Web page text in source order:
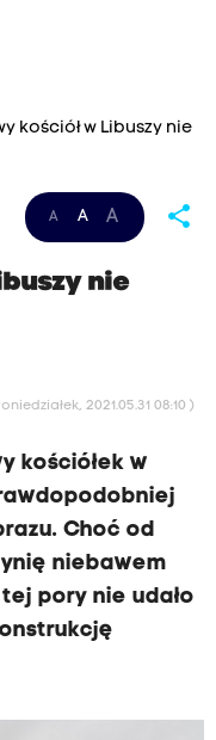
kościół w Libuszy nie
A A A share
nie
2021.05.31 08:10 )
kościółek w
Choć od
niebawem
pory nie udało